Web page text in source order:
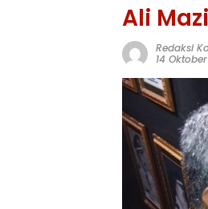
Ali
Redaksi
14